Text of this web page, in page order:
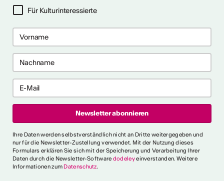
2027 in Prag
bis 28. April 2027) ist ein 10-
für Recherche-,
Es bietet
kollektive Begleitung und
10. September
choreografische
urbaner Tanz
Espace Culture
Für Kulturinteressierte
Ihre Daten werden selbstverständlich nicht an Dritte weitergegeben und
nur für die Newsletter-Zustellung verwendet. Mit der Nutzung dieses
Formulars erklären Sie sich mit der Speicherung und Verarbeitung Ihrer
Daten durch die Newsletter-Software dodeleyeinverstanden. Weitere
Informationen zum Datenschutz.